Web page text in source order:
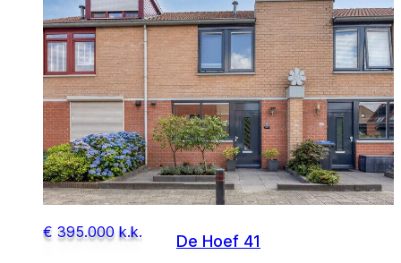
€ 395.000 k.k. De Hoef 41